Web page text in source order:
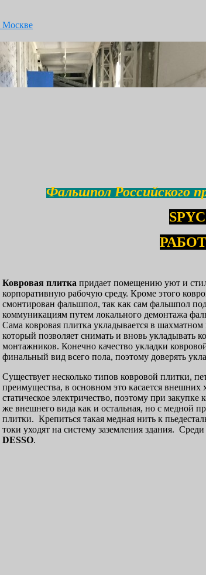
Москве
Фальшпол Российского
Ковровая плитка придает помещению уют и
корпоративную рабочую среду. Кроме этого
смонтирован фальшпол, так как сам фальшпол
коммуникациям путем локального демонтажа
Сама ковровая плитка укладывается в
который позволяет снимать и вновь укладывать
монтажников. Конечно качество укладки
финальный вид всего пола, поэтому доверять
Существует несколько типов ковровой плитки,
преимущества, в основном это касается
статическое электричество, поэтому при
же внешнего вида как и остальная, но с медной
плитки. Крепиться такая медная нить к
токи уходят на систему заземления здания.
DESSO.